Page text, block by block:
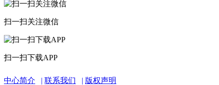
扫一扫关注微信
扫一扫下载APP
中心简介 联系我们
版权声明